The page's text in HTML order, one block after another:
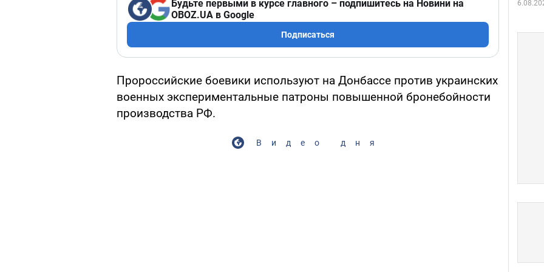
Будьте первыми в курсе главного – подпишитесь на Новини на
OBOZ.UA в Google
Подписаться
Пророссийские боевики используют на Донбассе против украинских
военных экспериментальные патроны повышенной бронебойности
производства РФ.
Видео дня